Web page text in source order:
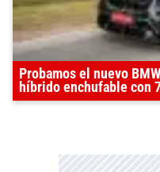
Probamos el nuevo
híbrido enchufable con